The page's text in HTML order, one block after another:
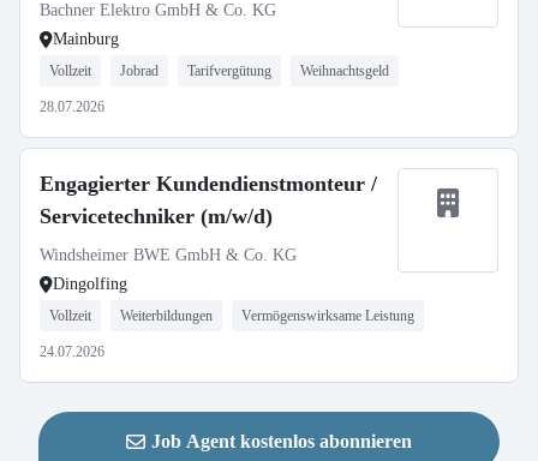
Bachner Elektro GmbH & Co. KG
Mainburg
Vollzeit Jobrad Tarifvergütung Weihnachtsgeld
28.07.2026
Engagierter Kundendienstmonteur /
Servicetechniker (m/w/d)
Windsheimer BWE GmbH & Co. KG
Dingolfing
Vollzeit Weiterbildungen Vermögenswirksame Leistung
24.07.2026
Job Agent kostenlos abonnieren